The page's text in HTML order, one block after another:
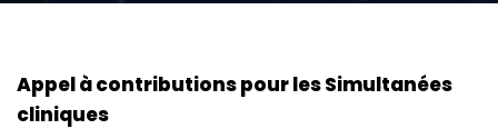
Appel à contributions pour les Simultanées
cliniques